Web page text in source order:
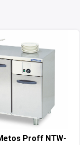
Proff NTW-